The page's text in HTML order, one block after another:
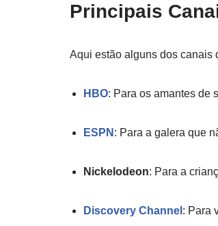
Principais
Aqui estão alguns dos canais
HBO: Para os amantes de
ESPN : Para a galera que
Nickelodeon: Para a
Discovery Channel : Para